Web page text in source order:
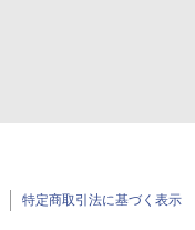
特定商取引法に基づく表示